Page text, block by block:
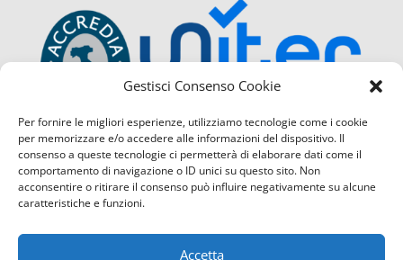
Gestisci Consenso Cookie
Per fornire le migliori esperienze, utilizziamo tecnologie come i cookie
per memorizzare e/o accedere alle informazioni del dispositivo. Il
consenso a queste tecnologie ci permetterà di elaborare dati come il
comportamento di navigazione o ID unici su questo sito. Non
acconsentire o ritirare il consenso può influire negativamente su alcune
caratteristiche e funzioni.
Accetta